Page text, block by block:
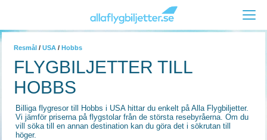
Resmål / USA / Hobbs
FLYGBILJETTER TILL
HOBBS
Billiga flygresor till Hobbs i USA hittar du enkelt på Alla Flygbiljetter.
Vi jämför priserna på flygstolar från de största resebyråerna. Om du
vill söka till en annan destination kan du göra det i sökrutan till
höger.